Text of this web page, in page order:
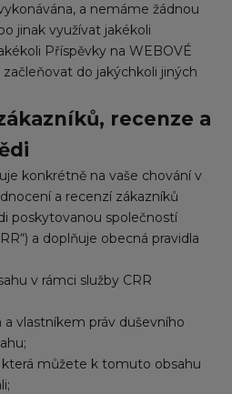
a nemáme žádnou
jinak využívat jakékoli
Příspěvky na WEBOVÉ
začleňovat do jakýchkoli jiných
recenze a
konkrétně na vaše chování v
a recenzí zákazníků
poskytovanou společností
a doplňuje obecná pravidla
v rámci služby CRR
vlastníkem práv duševního
která můžete k tomuto obsahu